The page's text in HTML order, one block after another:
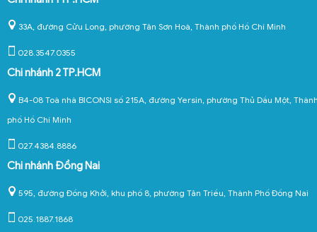
33A, đường Cửu Long, phường Tân Sơn Hoà, Thành phố Hồ Chí Minh
028.3547.0355
Chi nhánh 2 TP.HCM
B4-08 Toà nhà BICONSI số 215A, đường Yersin, phường Thủ Dầu Một,
phố Hồ Chí Minh
027.4384.8886
Chi nhánh Đồng Nai
595, đường Đồng Khởi, khu phố 8, phường Tân Triều, Thành Phố Đồng Nai
025.1887.1868